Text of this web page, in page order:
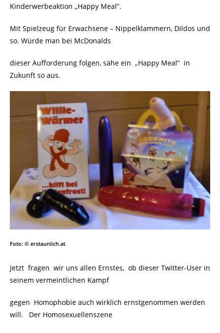
Kinderwerbeaktion „Happy Meal“.
Mit Spielzeug für Erwachsene – Nippelklammern, Dildos und
so. Würde man bei McDonalds
dieser Aufforderung folgen, sähe ein „Happy Meal“ in
Zukunft so aus.
Foto: © erstaunlich.at
Jetzt fragen wir uns allen Ernstes, ob dieser Twitter-User in
seinem vermeintlichen Kampf
gegen Homophobie auch wirklich ernstgenommen werden
will. Der Homosexuellenszene